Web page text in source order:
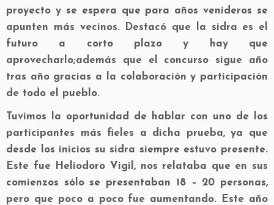
proyecto y se espera que para años venideros se
apunten más vecinos. Destacó que la sidra es el
futuro a corto plazo y hay que
aprovecharlo;además que el concurso sigue año
tras año gracias a la colaboración y participación
de todo el pueblo.
Tuvimos la oportunidad de hablar con uno de los
participantes más fieles a dicha prueba, ya que
desde los inicios su sidra siempre estuvo presente.
Este fue Heliodoro Vigil, nos relataba que en sus
comienzos sólo se presentaban 18 – 20 personas,
pero que poco a poco fue aumentando. Este año